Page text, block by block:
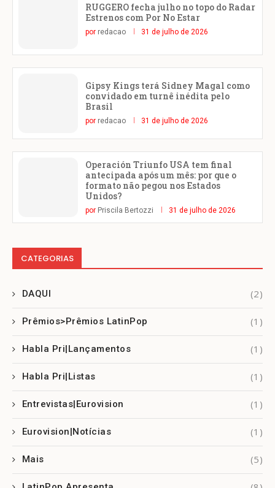
RUGGERO fecha julho no topo do Radar
Estrenos com Por No Estar
por redacao 31 de julho de 2026
Gipsy Kings terá Sidney Magal como
convidado em turnê inédita pelo
Brasil
por redacao 31 de julho de 2026
Operación Triunfo USA tem final
antecipada após um mês: por que o
formato não pegou nos Estados
Unidos?
por Priscila Bertozzi 31 de julho de 2026
CATEGORIAS
DAQUI (2)
Prêmios>Prêmios LatinPop (1)
Habla Pri|Lançamentos (1)
Habla Pri|Listas (1)
Entrevistas|Eurovision (1)
Eurovision|Notícias (1)
Mais (5)